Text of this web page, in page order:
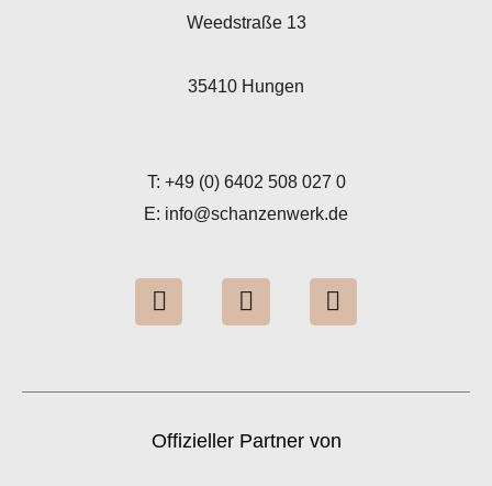
Weedstraße 13
35410 Hungen
T: +49 (0) 6402 508 027 0
E: info@schanzenwerk.de
I
n
a
r
Y
o
u
e
L
i
e
i
Offizieller Partner von